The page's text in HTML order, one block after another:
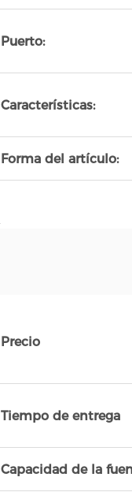
Puerto:
Características:
Forma del artículo:
Precio
Tiempo de entrega
Capacidad de la